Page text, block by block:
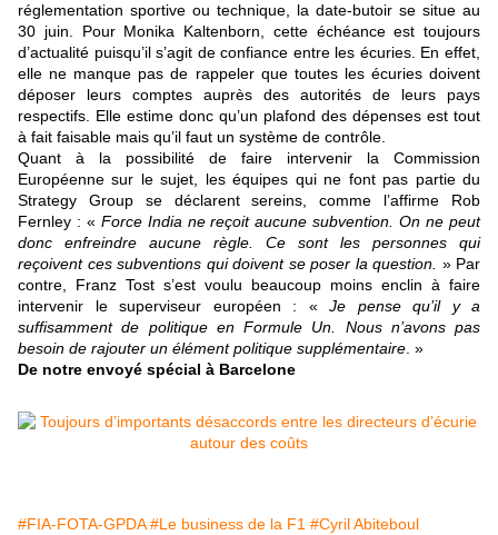
réglementation sportive ou technique, la date-butoir se situe au
30 juin. Pour Monika Kaltenborn, cette échéance est toujours
d’actualité puisqu’il s’agit de confiance entre les écuries. En effet,
elle ne manque pas de rappeler que toutes les écuries doivent
déposer leurs comptes auprès des autorités de leurs pays
respectifs. Elle estime donc qu’un plafond des dépenses est tout
à fait faisable mais qu’il faut un système de contrôle.
Quant à la possibilité de faire intervenir la Commission
Européenne sur le sujet, les équipes qui ne font pas partie du
Strategy Group se déclarent sereins, comme l’affirme Rob
Fernley : « Force India ne reçoit aucune subvention. On ne peut
donc enfreindre aucune règle. Ce sont les personnes qui
reçoivent ces subventions qui doivent se poser la question. » Par
contre, Franz Tost s’est voulu beaucoup moins enclin à faire
intervenir le superviseur européen : « Je pense qu’il y a
suffisamment de politique en Formule Un. Nous n’avons pas
besoin de rajouter un élément politique supplémentaire . »
De notre envoyé spécial à Barcelone
#FIA-FOTA-GPDA #Le business de la F1 #Cyril Abiteboul